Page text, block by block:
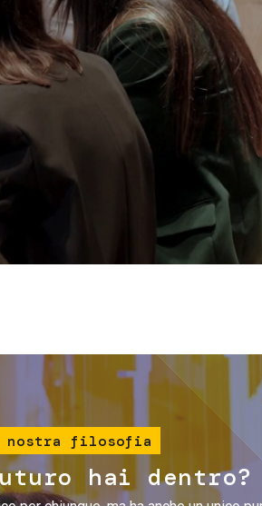
Immagine
nostra filosofia
hai dentro?